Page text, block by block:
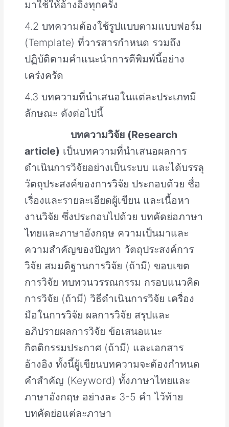
มาใช้ให้อ้างอิงทุกครั้ง
4.2 บทความต้องใช้รูปแบบตามแบบฟอร์ม
(Template) ที่วารสารกำหนด รวมถึง
ปฏิบัติตามคำแนะนำการตีพิมพ์นี้อย่าง
เคร่งครัด
4.3 บทความที่นำเสนอในแต่ละประเภทมี
ลักษณะ ดังต่อไปนี้
บทความวิจัย (Research
article) เป็นบทความที่นำเสนอผลการ
ดำเนินการวิจัยอย่างเป็นระบบ และได้บรรลุ
วัตถุประสงค์ของการวิจัย ประกอบด้วย ชื่อ
เรื่องและรายละเอียดผู้เขียน และเนื้อหา
งานวิจัย ซึ่งประกอบไปด้วย บทคัดย่อภาษา
ไทยและภาษาอังกฤษ ความเป็นมาและ
ความสำคัญของปัญหา วัตถุประสงค์การ
วิจัย สมมติฐานการวิจัย (ถ้ามี) ขอบเขต
การวิจัย ทบทวนวรรณกรรม กรอบแนวคิด
การวิจัย (ถ้ามี) วิธีดำเนินการวิจัย เครื่อง
มือในการวิจัย ผลการวิจัย สรุปและ
อภิปรายผลการวิจัย ข้อเสนอแนะ
กิตติกรรมประกาศ (ถ้ามี) และเอกสาร
อ้างอิง ทั้งนี้ผู้เขียนบทความจะต้องกำหนด
คำสำคัญ (Keyword) ทั้งภาษาไทยและ
ภาษาอังกฤษ อย่างละ 3-5 คำ ไว้ท้าย
บทคัดย่อแต่ละภาษา